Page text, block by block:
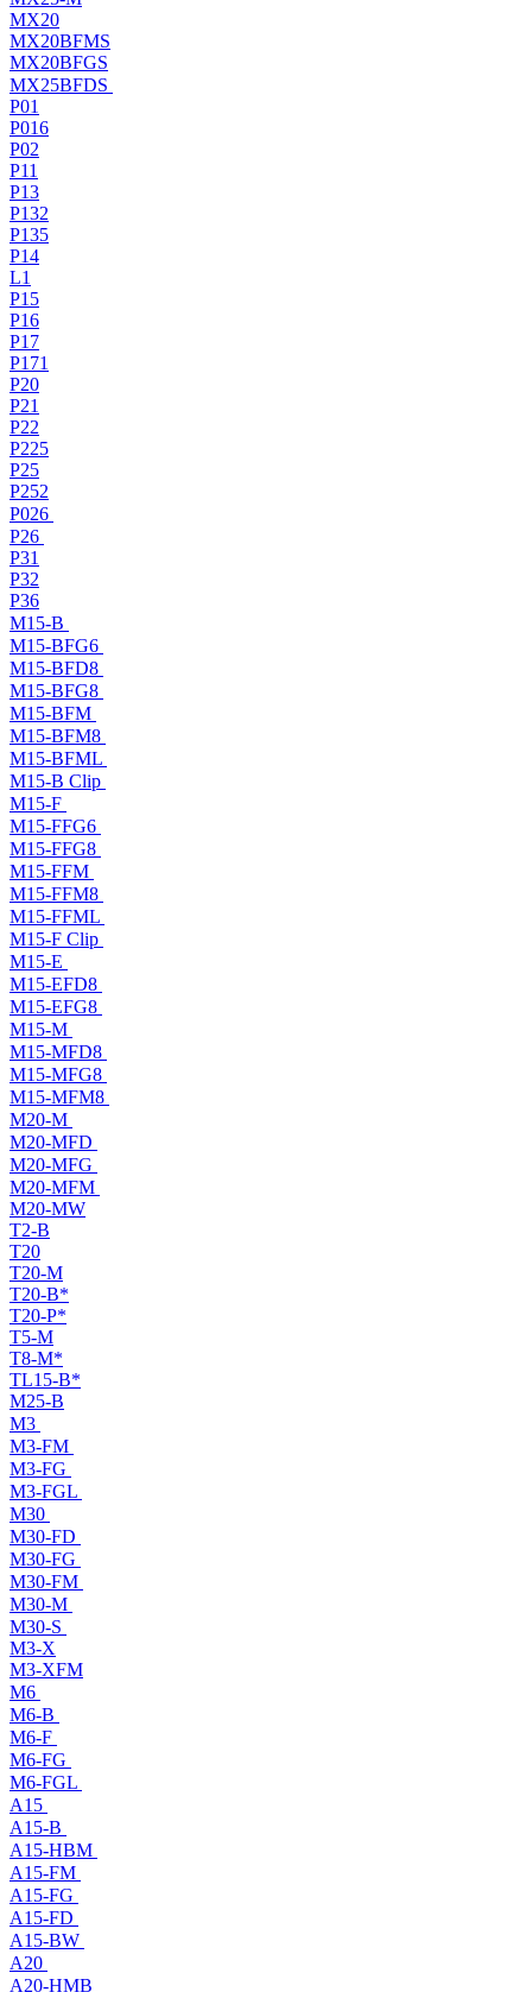
MX20
MX20BFMS
MX20BFGS
MX25BFDS
P01
P016
P02
P11
P13
P132
P135
P14
L1
P15
P16
P17
P171
P20
P21
P22
P225
P25
P252
P026
P26
P31
P32
P36
M15-B
M15-BFG6
M15-BFD8
M15-BFG8
M15-BFM
M15-BFM8
M15-BFML
M15-B Clip
M15-F
M15-FFG6
M15-FFG8
M15-FFM
M15-FFM8
M15-FFML
M15-F Clip
M15-E
M15-EFD8
M15-EFG8
M15-M
M15-MFD8
M15-MFG8
M15-MFM8
M20-M
M20-MFD
M20-MFG
M20-MFM
M20-MW
T2-B
T20
T20-M
T20-B*
T20-P*
T5-M
T8-M*
TL15-B*
M25-B
M3
M3-FM
M3-FG
M3-FGL
M30
M30-FD
M30-FG
M30-FM
M30-M
M30-S
M3-X
M3-XFM
M6
M6-B
M6-F
M6-FG
M6-FGL
A15
A15-B
A15-HBM
A15-FM
A15-FG
A15-FD
A15-BW
A20
A20-HMB